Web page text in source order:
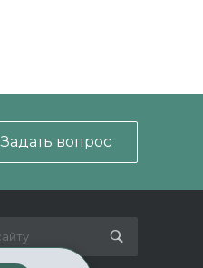
Задать вопрос